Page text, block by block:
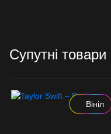
Супутні товари
Вініл